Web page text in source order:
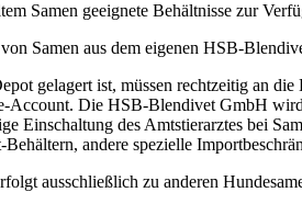
Samen geeignete Behältnisse zur
Samen aus dem eigenen HSB-
gelagert ist, müssen rechtzeitig an
Account. Die HSB-Blendivet GmbH
Einschaltung des Amtstierarztes bei
andere spezielle
ausschließlich zu anderen